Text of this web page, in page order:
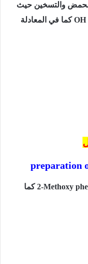
والتسخين حيث
OH كما في المعادلة
preparation
2-Methoxy كما